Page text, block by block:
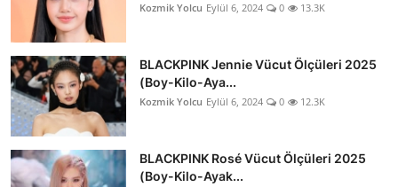
Kozmik Yolcu Eylül 6, 2024 0 13.3K
BLACKPINK Jennie Vücut Ölçüleri 2025
(Boy-Kilo-Aya...
Kozmik Yolcu Eylül 6, 2024 0 12.3K
BLACKPINK Rosé Vücut Ölçüleri 2025
(Boy-Kilo-Ayak...